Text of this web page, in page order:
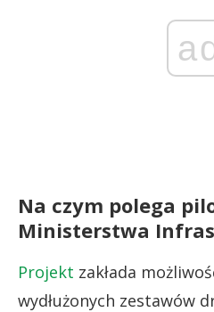
Na czym polega
Ministerstwa
Projekt zakłada
wydłużonych zestawów